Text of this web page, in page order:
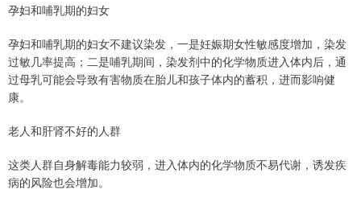
孕妇和哺乳期的妇女
孕妇和哺乳期的妇女不建议染发，一是妊娠期女性敏感度增加，染发
过敏几率提高；二是哺乳期间，染发剂中的化学物质进入体内后，通
过母乳可能会导致有害物质在胎儿和孩子体内的蓄积，进而影响健
康。
老人和肝肾不好的人群
这类人群自身解毒能力较弱，进入体内的化学物质不易代谢，诱发疾
病的风险也会增加。